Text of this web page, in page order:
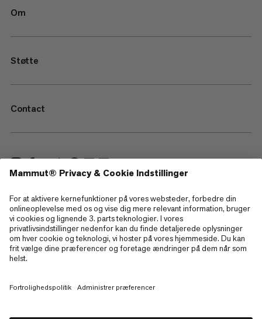
Om
Støtte
Contact
—
Sitemap
Cookies
Juridisk information